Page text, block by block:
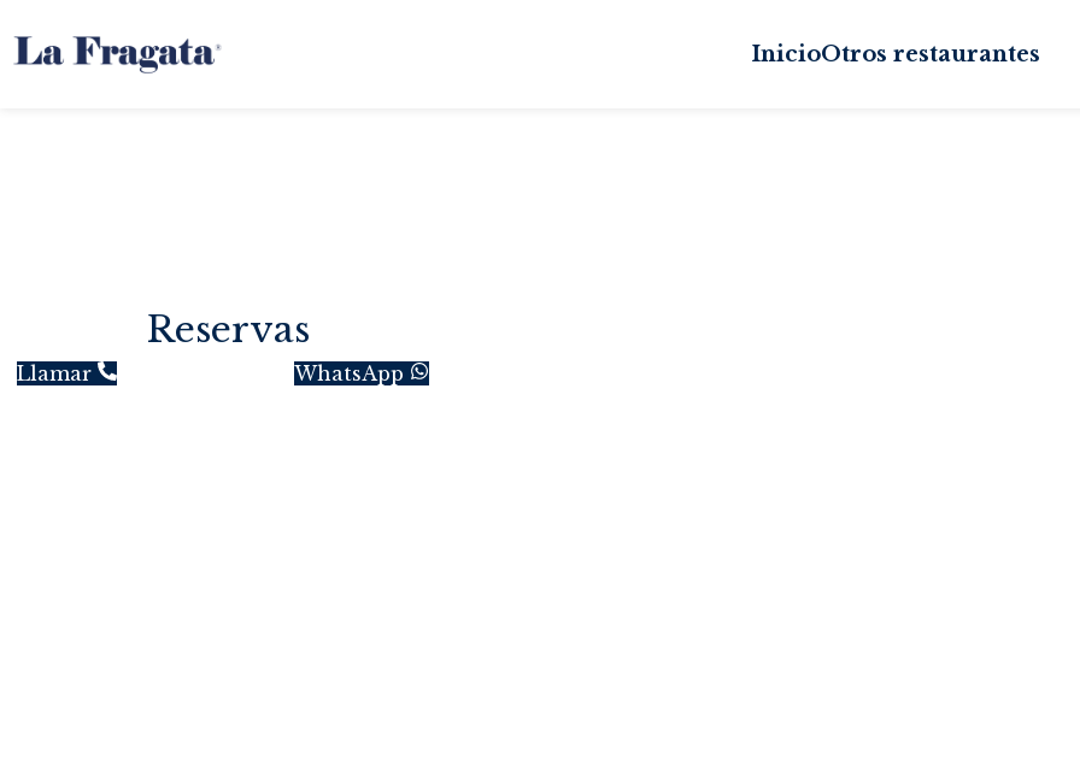
InicioOtros restaurantes
Reservas
Llamar WhatsApp